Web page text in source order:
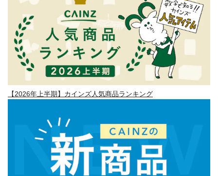
【2026年上半期】カインズ人気商品ランキング